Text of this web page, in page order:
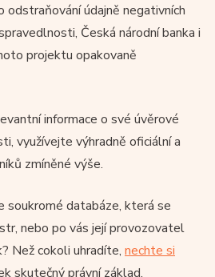
údajně negativních
Česká národní banka i
projektu opakovaně
informace o své úvěrové
využívejte výhradně oficiální a
zmíněné výše.
soukromé databáze, která se
nebo po vás její provozovatel
Než cokoli uhradíte, nechte si
skutečný právní základ.